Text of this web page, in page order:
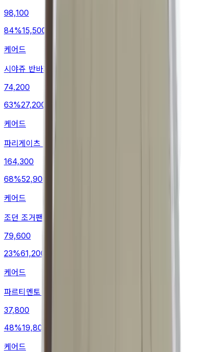
98,100
84%15,500
케어드
시야쥬 반바지
74,200
63%27,200
케어드
파리게이츠 트레이닝팬츠
164,300
68%52,900
케어드
조던 조거팬츠
79,600
23%61,200
케어드
파르티멘토 미니스커트
37,800
48%19,800
케어드